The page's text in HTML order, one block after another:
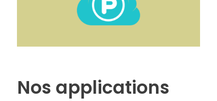
Nos applications